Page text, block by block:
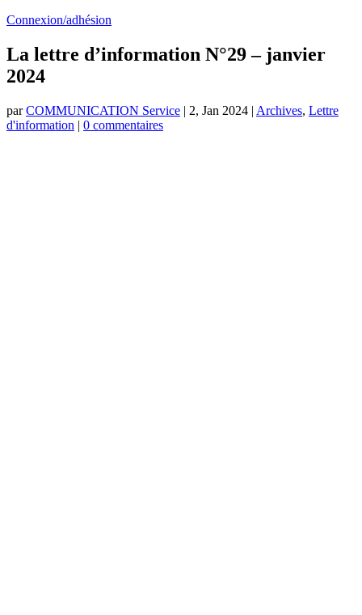
Connexion/adhésion
La lettre d’information N°29 – janvier
2024
parCOMMUNICATION Service | 2, Jan 2024 | Archives, Lettre
d'information | 0 commentaires